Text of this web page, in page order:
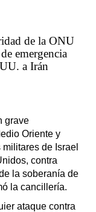
de la ONU
emergencia
a Irán
grave
Oriente y
de Israel
contra
la soberanía de
la cancillería.
ataque contra